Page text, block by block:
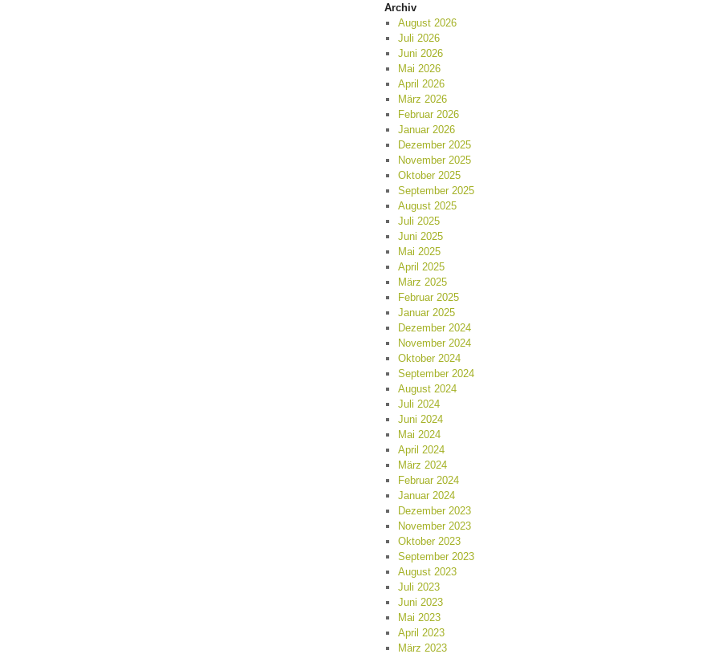
Archiv
August 2026
Juli 2026
Juni 2026
Mai 2026
April 2026
März 2026
Februar 2026
Januar 2026
Dezember 2025
November 2025
Oktober 2025
September 2025
August 2025
Juli 2025
Juni 2025
Mai 2025
April 2025
März 2025
Februar 2025
Januar 2025
Dezember 2024
November 2024
Oktober 2024
September 2024
August 2024
Juli 2024
Juni 2024
Mai 2024
April 2024
März 2024
Februar 2024
Januar 2024
Dezember 2023
November 2023
Oktober 2023
September 2023
August 2023
Juli 2023
Juni 2023
Mai 2023
April 2023
März 2023